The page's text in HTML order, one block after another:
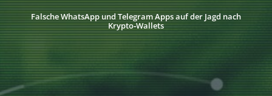
Falsche WhatsApp und Telegram Apps auf der Jagd nach
Krypto‑Wallets